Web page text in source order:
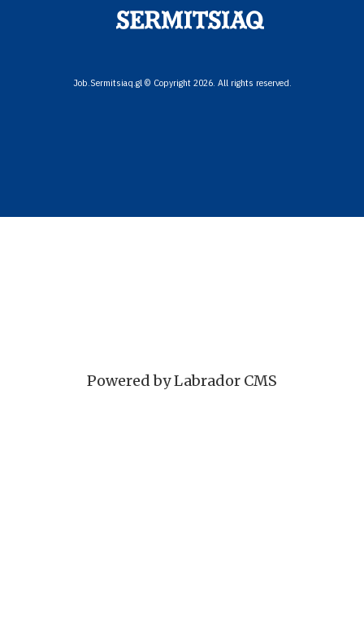
Job.Sermitsiaq.gl © Copyright 2026. All rights reserved.
Powered by Labrador CMS